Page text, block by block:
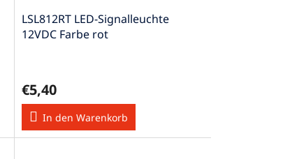
LSL812RT LED-Signalleuchte
12VDC Farbe rot
€5,40
In den Warenkorb